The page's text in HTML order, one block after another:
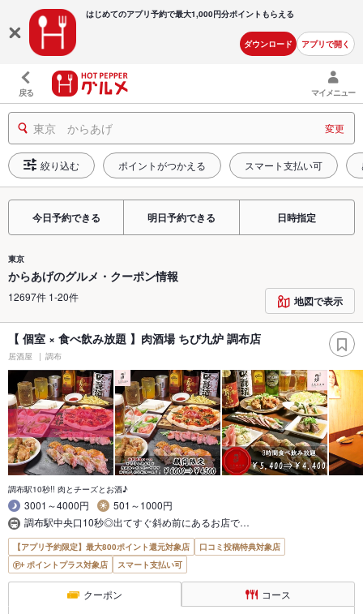
はじめてのアプリ予約で最大1,000円分ポイントもらえる
ダウンロード アプリで開く
戻る マイメニュー
東京 からあげ 変更
絞り込む ポイントがつかえる スマート支払い可
今日予約できる 明日予約できる 日時指定
東京
からあげのグルメ・クーポン情報
12697件 1-20件 地図で表示
【 個室 × 食べ飲み放題 】肉酒場 ちび九炉 調布店
居酒屋 調布
調布駅10秒!! 肉とチーズとお酒♪
3001～4000円
501～1000円
調布駅中央口10秒◎出てすぐ斜め前にあるお店で…
【アプリ予約限定】最大800ポイント還元対象店
口コミ投稿特典対象店
ポイントプラス対象店
スマート支払い可
クーポン コース